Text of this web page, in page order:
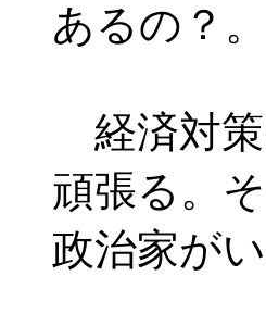
あるの？。
経済対策
頑張る。
政治家が